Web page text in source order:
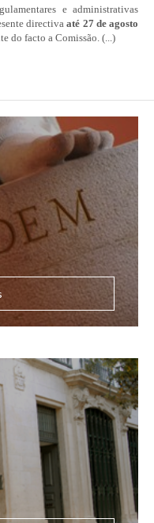
e administrativas
directivaaté 27 de agosto
do facto a Comissão. (...)